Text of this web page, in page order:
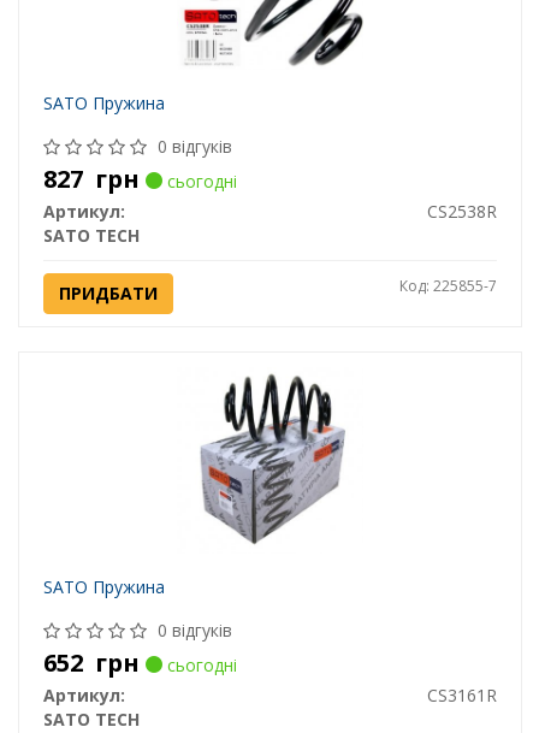
SATO Пружина
0 відгуків
827 грн
сьогодні
Артикул:
CS2538R
SATO TECH
ПРИДБАТИ Код: 225855-7
SATO Пружина
0 відгуків
652 грн
сьогодні
Артикул:
CS3161R
SATO TECH